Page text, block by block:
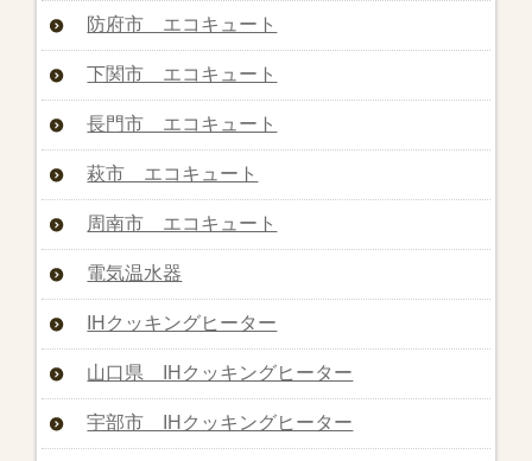
防府市 エコキュート
下関市 エコキュート
長門市 エコキュート
萩市 エコキュート
周南市 エコキュート
電気温水器
IHクッキングヒーター
山口県 IHクッキングヒーター
宇部市 IHクッキングヒーター